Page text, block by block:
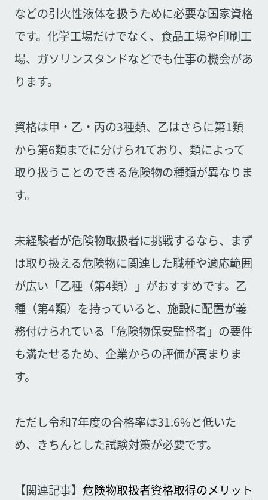
などの引火性液体を扱うために必要な国家資格
です。化学工場だけでなく、食品工場や印刷工
場、ガソリンスタンドなどでも仕事の機会があ
ります。
資格は甲・乙・丙の3種類、乙はさらに第1類
から第6類までに分けられており、類によって
取り扱うことのできる危険物の種類が異なりま
す。
未経験者が危険物取扱者に挑戦するなら、まず
は取り扱える危険物に関連した職種や適応範囲
が広い「乙種（第4類）」がおすすめです。乙
種（第4類）を持っていると、施設に配置が義
務付けられている「危険物保安監督者」の要件
も満たせるため、企業からの評価が高まりま
す。
ただし令和7年度の合格率は31.6%と低いた
め、きちんとした試験対策が必要です。
【関連記事】 危険物取扱者資格取得のメリット